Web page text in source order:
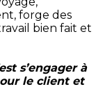
forge des
bien fait et
s’engager à
le client et